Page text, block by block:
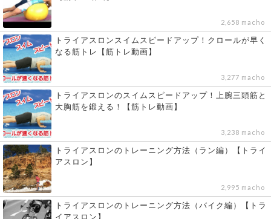
2,658 macho
トライアスロンスイムスピードアップ！クロールが早く
なる筋トレ【筋トレ動画】
3,277 macho
トライアスロンのスイムスピードアップ！上腕三頭筋と
大胸筋を鍛える！【筋トレ動画】
3,238 macho
トライアスロンのトレーニング方法（ラン編）【トライ
アスロン】
2,995 macho
トライアスロンのトレーニング方法（バイク編）【トラ
イアスロン】